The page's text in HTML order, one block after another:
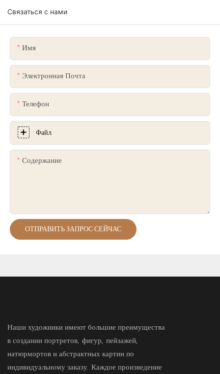
Связаться с нами
Имя
Электронная Почта
Телефон
Файл
Содержание
ОТПРАВИТЬ ЗАПРОС СЕЙЧАС
Наши художники имеют большие преимущества
в создании портретов, фигур, пейзажей,
натюрмортов и абстрактных картин по
индивидуальному заказу. Каждое произведение